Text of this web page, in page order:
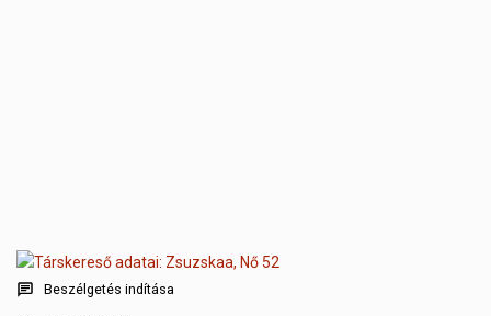
Beszélgetés indítása